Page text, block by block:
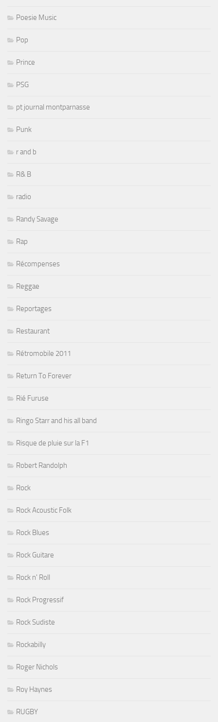
Poesie Music
Pop
Prince
PSG
pt journal montparnasse
Punk
r and b
R& B
radio
Randy Savage
Rap
Récompenses
Reggae
Reportages
Restaurant
Rétromobile 2011
Return To Forever
Rié Furuse
Ringo Starr and his all band
Risque de pluie sur la F1
Robert Randolph
Rock
Rock Acoustic Folk
Rock Blues
Rock Guitare
Rock n' Roll
Rock Progressif
Rock Sudiste
Rockabilly
Roger Nichols
Roy Haynes
RUGBY